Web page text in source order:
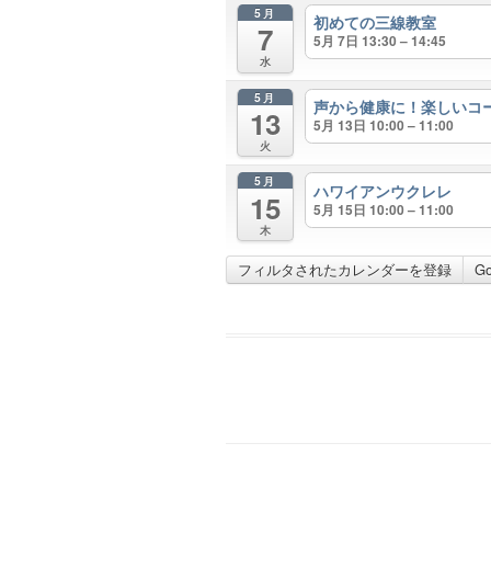
5月
7
水
初めての三線教室
5月 7日 13:30 – 14:45
5月
13
火
声から健康に！楽しいコ
5月 13日 10:00 – 11:00
5月
15
木
ハワイアンウクレレ
5月 15日 10:00 – 11:00
フィルタされたカレンダーを登録